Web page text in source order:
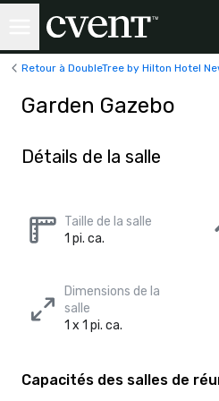
Retour à DoubleTree by Hilton Hotel
Garden Gazebo
Détails de la salle
Taille de la salle
1 pi. ca.
Dimensions de la
salle
1 x 1 pi. ca.
Capacités des salles de